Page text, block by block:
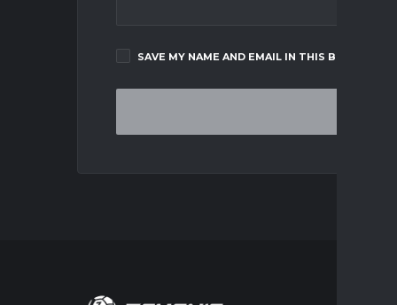
SAVE MY NAME AND EMAIL IN THIS BROWSER